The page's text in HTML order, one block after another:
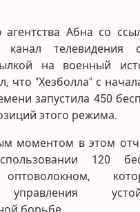
Абна со
телевидения
на военный
что "Хезболла" с
запустила 450
этого режима.
моментом в этом
120
управления